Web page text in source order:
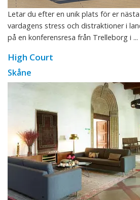
Letar du efter en unik plats för er
vardagens stress och distraktioner i
på en konferensresa från Trelleborg i ...
High Court
Skåne